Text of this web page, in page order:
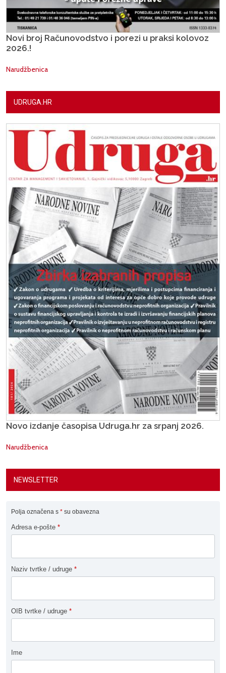
Novi broj Računovodstvo i porezi u praksi kolovoz
2026.!
Narudžbenica
UDRUGA.HR
Novo izdanje časopisa Udruga.hr za srpanj 2026.
Narudžbenica
NEWSLETTER
Polja označena s * su obavezna
Adresa e-pošte *
Naziv tvrtke / udruge *
OIB tvrtke / udruge *
Ime